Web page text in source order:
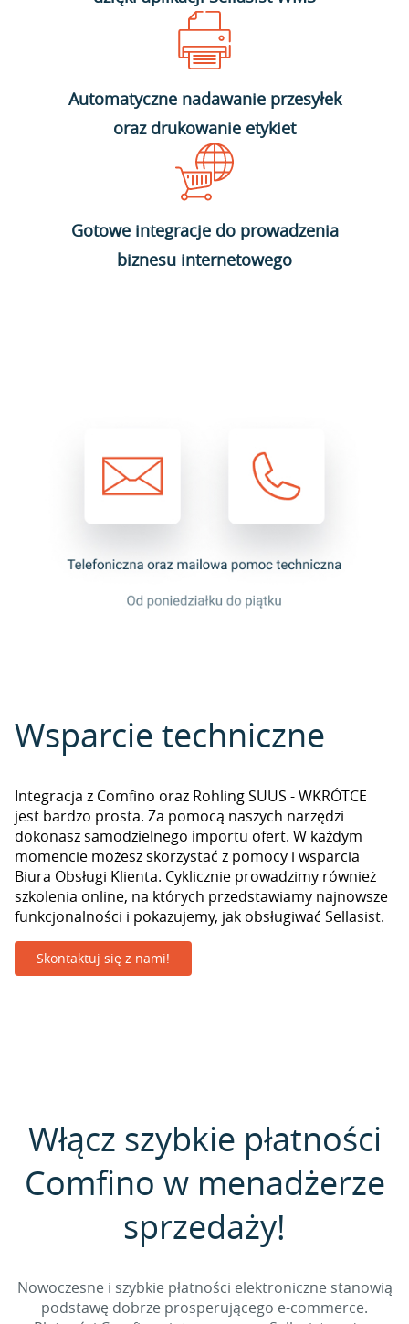
Automatyczne nadawanie przesyłek
oraz drukowanie etykiet
Gotowe integracje do prowadzenia
biznesu internetowego
Wsparcie techniczne
Integracja z Comfino oraz Rohling SUUS - WKRÓTCE
jest bardzo prosta. Za pomocą naszych narzędzi
dokonasz samodzielnego importu ofert. W każdym
momencie możesz skorzystać z pomocy i wsparcia
Biura Obsługi Klienta. Cyklicznie prowadzimy również
szkolenia online, na których przedstawiamy najnowsze
funkcjonalności i pokazujemy, jak obsługiwać Sellasist.
Skontaktuj się z nami!
Włącz szybkie płatności
Comfino w menadżerze
sprzedaży!
Nowoczesne i szybkie płatności elektroniczne stanowią
podstawę dobrze prosperującego e-commerce.